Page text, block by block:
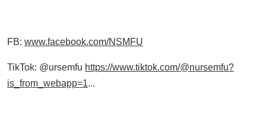
FB: www.facebook.com/NSMFU
TikTok: @ursemfu https://www.tiktok.com/@nursemfu?
is_from_webapp=1...